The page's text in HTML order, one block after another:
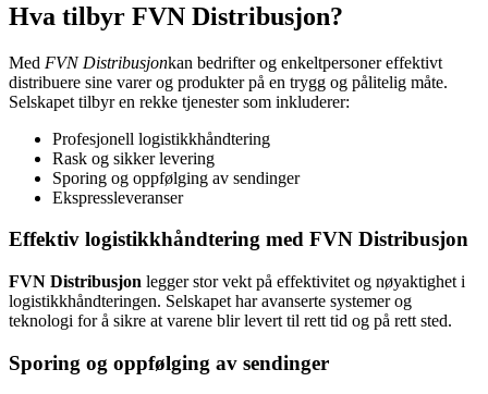
Hva tilbyr FVN Distribusjon?
Med FVN Distribusjonkan bedrifter og enkeltpersoner effektivt
distribuere sine varer og produkter på en trygg og pålitelig måte.
Selskapet tilbyr en rekke tjenester som inkluderer:
Profesjonell logistikkhåndtering
Rask og sikker levering
Sporing og oppfølging av sendinger
Ekspressleveranser
Effektiv logistikkhåndtering med FVN Distribusjon
FVN Distribusjon legger stor vekt på effektivitet og nøyaktighet i
logistikkhåndteringen. Selskapet har avanserte systemer og
teknologi for å sikre at varene blir levert til rett tid og på rett sted.
Sporing og oppfølging av sendinger